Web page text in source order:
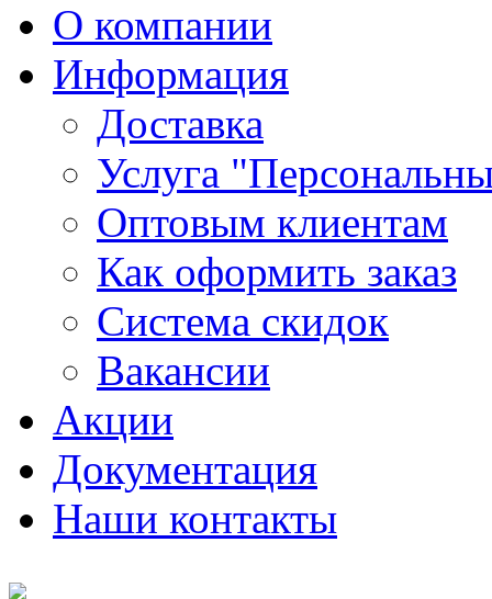
О компании
Информация
Доставка
Услуга
Оптовым клиентам
Как оформить заказ
Система скидок
Вакансии
Акции
Документация
Наши контакты